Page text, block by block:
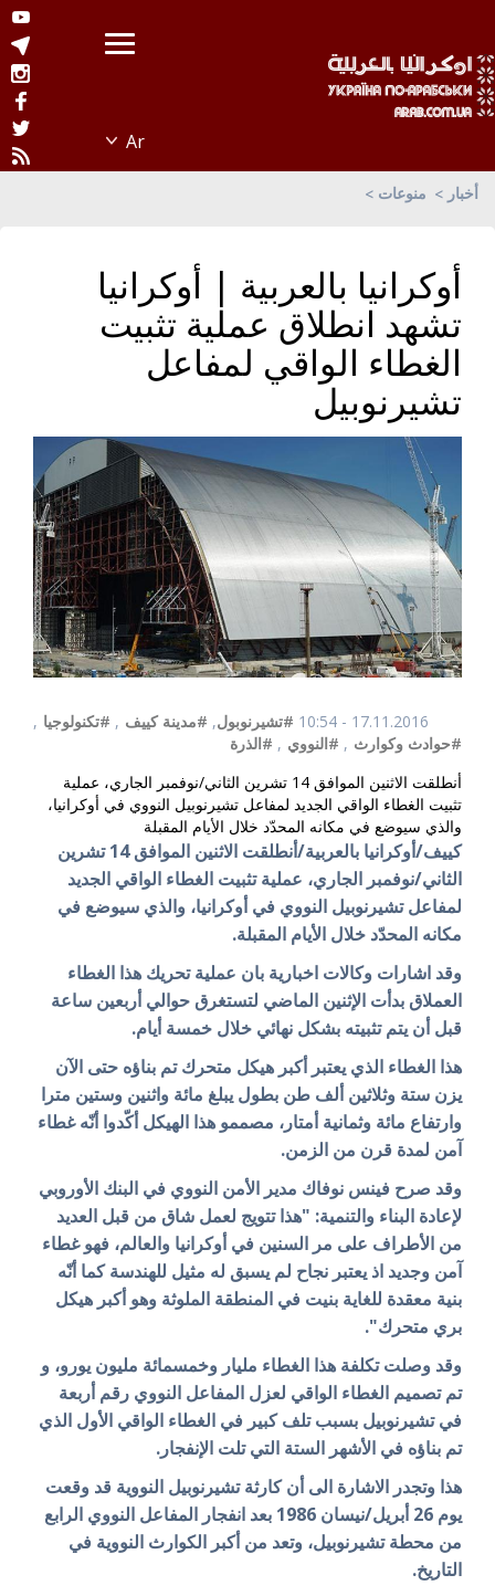
أخبار منوعات
أوكرانيا بالعربية | أوكرانيا
تشهد انطلاق عملية تثبيت
الغطاء الواقي لمفاعل
تشيرنوبيل
17.11.2016 - 10:54 #تشيرنوبول, #مدينة كييف , #تكنولوجيا ,
#حوادث وكوارث , #النووي , #الذرة
أنطلقت الاثنين الموافق 14 تشرين الثاني/نوفمبر الجاري، عملية
تثبيت الغطاء الواقي الجديد لمفاعل تشيرنوبيل النووي في أوكرانيا،
والذي سيوضع في مكانه المحدّد خلال الأيام المقبلة
كييف/أوكرانيا بالعربية/أنطلقت الاثنين الموافق 14 تشرين
الثاني/نوفمبر الجاري، عملية تثبيت الغطاء الواقي الجديد
لمفاعلتشيرنوبيل النووي في أوكرانيا، والذي سيوضع في
مكانه المحدّد خلال الأيام المقبلة.
وقد اشارات وكالات اخبارية بان عملية تحريك هذا الغطاء
العملاق بدأت الإثنين الماضي لتستغرق حوالي أربعين ساعة
قبل أن يتم تثبيته بشكل نهائي خلال خمسة أيام.
هذا الغطاء الذي يعتبر أكبر هيكل متحرك تم بناؤه حتى الآن
يزن ستة وثلاثين ألف طن بطول يبلغ مائة واثنين وستين مترا
وارتفاع مائة وثمانية أمتار، مصممو هذا الهيكل أكّدوا أنّه غطاء
آمن لمدة قرن من الزمن.
وقد صرح فينس نوفاك مدير الأمن النووي في البنك الأوروبي
لإعادة البناء والتنمية: "هذا تتويج لعمل شاق من قبل العديد
من الأطراف على مر السنين في أوكرانيا والعالم، فهو غطاء
آمن وجديد اذ يعتبر نجاح لم يسبق له مثيل للهندسة كما أنّه
بنية معقدة للغاية بنيت في المنطقة الملوثة وهو أكبر هيكل
بري متحرك".
وقد وصلت تكلفة هذا الغطاء مليار وخمسمائة مليون يورو، و
تم تصميم الغطاء الواقي لعزل المفاعل النووي رقم أربعة
في تشيرنوبيل بسبب تلف كبير في الغطاء الواقي الأول الذي
تم بناؤه في الأشهر الستة التي تلت الإنفجار.
هذا وتجدر الاشارة الى أن كارثةتشيرنوبيل النووية قد وقعت
يوم 26 أبريل/نيسان 1986 بعد انفجار المفاعل النووي الرابع
من محطة تشيرنوبيل، وتعد من أكبر الكوارث النووية في
التاريخ.